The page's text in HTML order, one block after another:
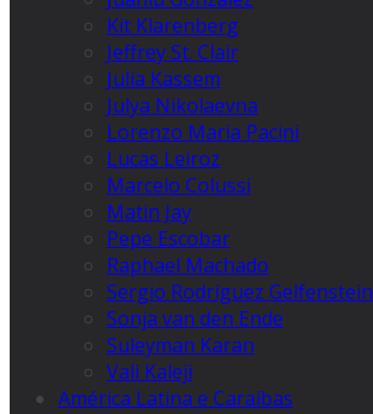
Kit Klarenberg
Jeffrey St. Clair
Julia Kassem
Julya Nikolaevna
Lorenzo Maria Pacini
Lucas Leiroz
Marcelo Colussi
Matin Jay
Pepe Escobar
Raphael Machado
Sergio Rodríguez Gelfenstein
Sonja van den Ende
Suleyman Karan
Vali Kaleji
América Latina e Caraíbas